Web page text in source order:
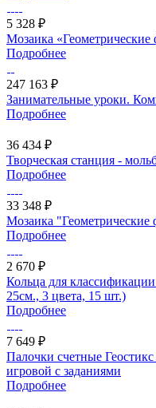
5 328 ₽
Мозаика
Подробнее
247 163 ₽
Занимательные уроки.
Подробнее
36 434 ₽
Творческая станция -
Подробнее
33 348 ₽
Мозаика "Геометрические
Подробнее
2 670 ₽
Кольца для
25см., 3 цвета, 15 шт.)
Подробнее
7 649 ₽
Палочки счетные
игровой с заданиями
Подробнее